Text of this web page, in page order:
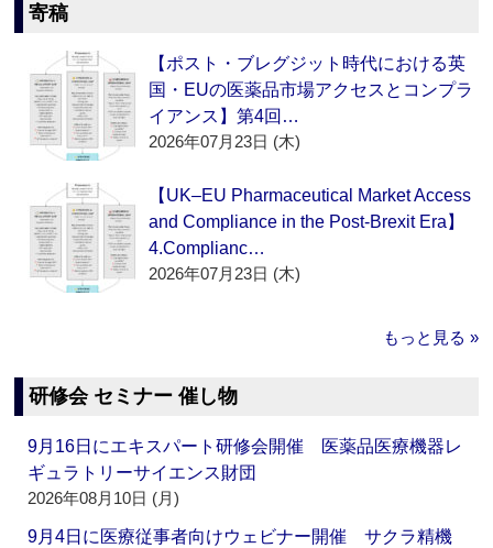
寄稿
【ポスト・ブレグジット時代における英
国・EUの医薬品市場アクセスとコンプラ
イアンス】第4回…
2026年07月23日 (木)
【UK–EU Pharmaceutical Market Access
and Compliance in the Post-Brexit Era】
4.Complianc…
2026年07月23日 (木)
もっと見る »
研修会 セミナー 催し物
9月16日にエキスパート研修会開催 医薬品医療機器レ
ギュラトリーサイエンス財団
2026年08月10日 (月)
9月4日に医療従事者向けウェビナー開催 サクラ精機